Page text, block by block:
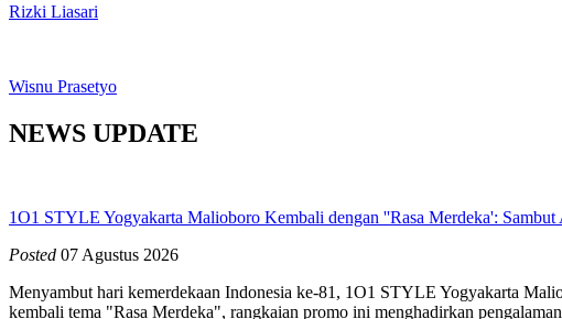
Rizki Liasari
Wisnu Prasetyo
NEWS UPDATE
1O1 STYLE Yogyakarta Malioboro Kembali dengan ''Rasa Merdeka': Sambut
Posted 07 Agustus 2026
Menyambut hari kemerdekaan Indonesia ke-81, 1O1 STYLE Yogyakarta
kembali tema "Rasa Merdeka", rangkaian promo ini menghadirkan